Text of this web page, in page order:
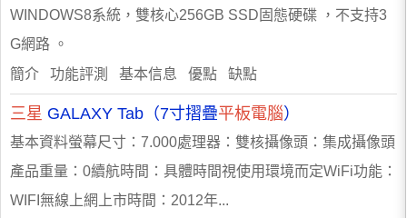
WINDOWS8系統，雙核心256GB SSD固態硬碟 ，不支持3
G網路 。
簡介 功能評測 基本信息 優點 缺點
三星 GALAXY Tab（7寸摺疊平板電腦）
基本資料螢幕尺寸：7.000處理器：雙核攝像頭：集成攝像頭
產品重量：0續航時間：具體時間視使用環境而定WiFi功能：
WIFI無線上網上市時間：2012年...